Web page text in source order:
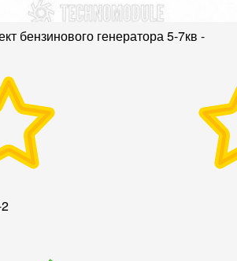
бензинового генератора 5-7кв -